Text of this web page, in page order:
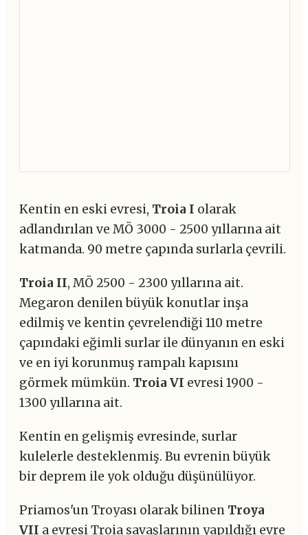
Kentin en eski evresi, Troia I olarak
adlandırılan ve MÖ 3000 - 2500 yıllarına ait
katmanda. 90 metre çapında surlarla çevrili.
Troia II, MÖ 2500 - 2300 yıllarına ait.
Megaron denilen büyük konutlar inşa
edilmiş ve kentin çevrelendiği 110 metre
çapındaki eğimli surlar ile dünyanın en eski
ve en iyi korunmuş rampalı kapısını
görmek mümkün. Troia VI evresi 1900 -
1300 yıllarına ait.
Kentin en gelişmiş evresinde, surlar
kulelerle desteklenmiş. Bu evrenin büyük
bir deprem ile yok olduğu düşünülüyor.
Priamos'un Troyası olarak bilinen Troya
VII a evresi Troia savaşlarının yapıldığı evre